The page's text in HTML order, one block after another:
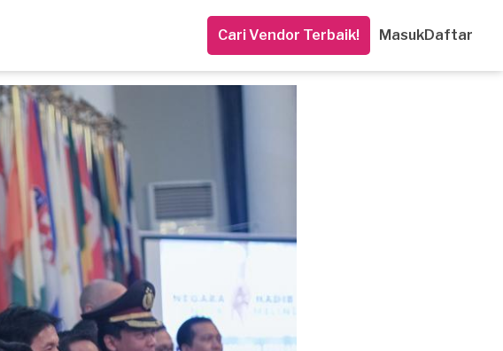
Cari Vendor Terbaik! MasukDaftar